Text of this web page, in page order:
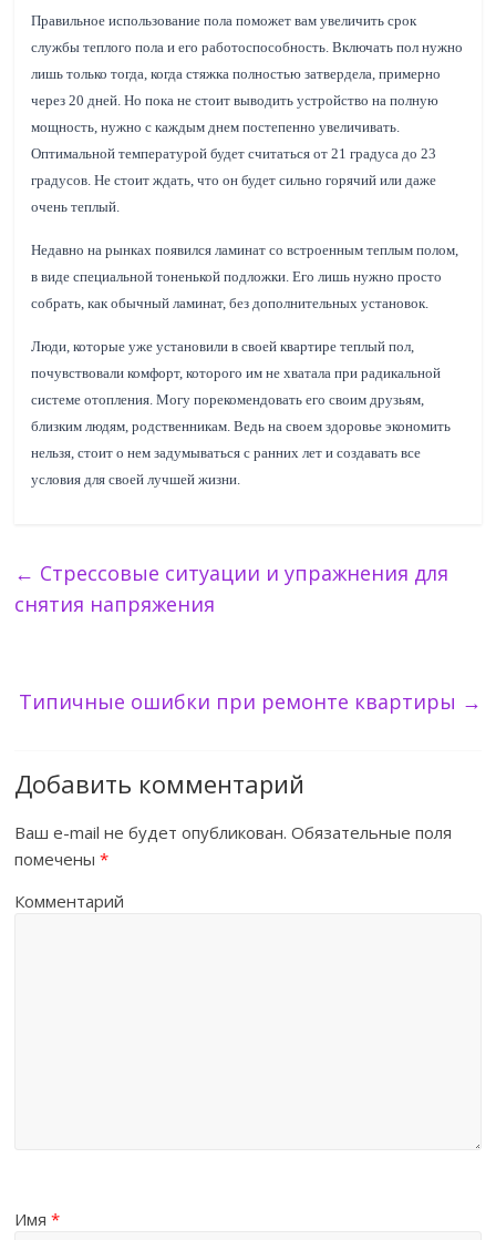
Правильное использование пола поможет вам увеличить срок
службы теплого пола и его работоспособность. Включать пол нужно
лишь только тогда, когда стяжка полностью затвердела, примерно
через 20 дней. Но пока не стоит выводить устройство на полную
мощность, нужно с каждым днем постепенно увеличивать.
Оптимальной температурой будет считаться от 21 градуса до 23
градусов. Не стоит ждать, что он будет сильно горячий или даже
очень теплый.
Недавно на рынках появился ламинат со встроенным теплым полом,
в виде специальной тоненькой подложки. Его лишь нужно просто
собрать, как обычный ламинат, без дополнительных установок.
Люди, которые уже установили в своей квартире теплый пол,
почувствовали комфорт, которого им не хватала при радикальной
системе отопления. Могу порекомендовать его своим друзьям,
близким людям, родственникам. Ведь на своем здоровье экономить
нельзя, стоит о нем задумываться с ранних лет и создавать все
условия для своей лучшей жизни.
← Стрессовые ситуации и упражнения для
снятия напряжения
Типичные ошибки при ремонте квартиры →
Добавить комментарий
Ваш e-mail не будет опубликован. Обязательные поля
помечены*
Комментарий
Имя*